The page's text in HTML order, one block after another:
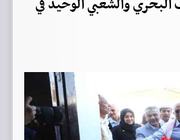
والشعبي الوحيد في